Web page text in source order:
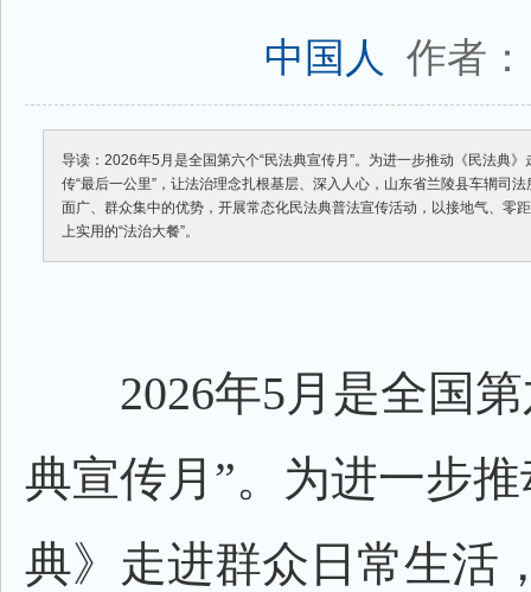
中国人 作者：
导读：2026年5月是全国第六个“民法典宣传月”。为进一步推动《民法典
传“最后一公里”，让法治理念扎根基层、深入人心，山东省兰陵县车辋司
面广、群众集中的优势，开展常态化民法典普法宣传活动，以接地气、零
上实用的“法治大餐”。
2026年5月是全国第
典宣传月”。为进一步
典》走进群众日常生活